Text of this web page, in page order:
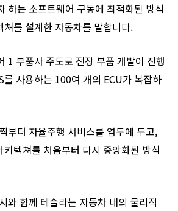
하는 소프트웨어 구동에 최적화된 방식
를 설계한 자동차를 말합니다.
1 부품사 주도로 전장 부품 개발이 진행
를 사용하는 100여 개의 ECU가 복잡하
부터 자율주행 서비스를 염두에 두고,
텍쳐를 처음부터 다시 중앙화된 방식
와 함께 테슬라는 자동차 내의 물리적